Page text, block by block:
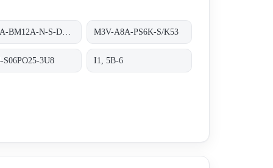
M3V-A8A-PS6K-S/K53
S06PO25-3U8 I1, 5B-6